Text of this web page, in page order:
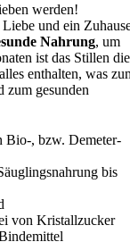
werden!
und ein
Nahrung, um
ist das Stillen die
enthalten, was
zum gesunden
Bio-, bzw. Demeter-
bis
von Kristallzucker